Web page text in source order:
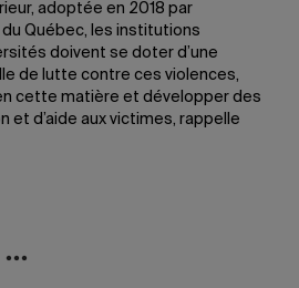
adoptée en 2018 par
du Québec, les institutions
doivent se doter d’une
de lutte contre ces violences,
cette matière et développer des
et d’aide aux victimes, rappelle